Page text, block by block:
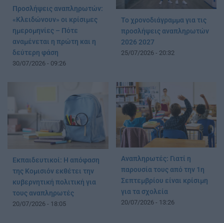
Προσλήψεις αναπληρωτών:
«Κλειδώνουν» οι κρίσιμες
ημερομηνίες – Πότε
αναμένεται η πρώτη και η
δεύτερη φάση
30/07/2026 - 09:26
Το χρονοδιάγραμμα για τις
προσλήψεις αναπληρωτών
2026 2027
25/07/2026 - 20:32
Εκπαιδευτικοί: Η απόφαση
της Κομισιόν εκθέτει την
κυβερνητική πολιτική για
τους αναπληρωτές
20/07/2026 - 18:05
Αναπληρωτές: Γιατί η
παρουσία τους από την 1η
Σεπτεμβρίου είναι κρίσιμη
για τα σχολεία
20/07/2026 - 13:26